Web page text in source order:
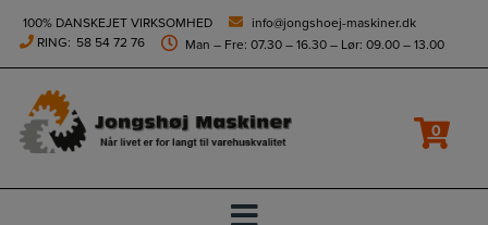
height="0" width="0" style="display:none;visibility:hidden">
100% DANSKEJET VIRKSOMHED
info@jongshoej-maskiner.dk
RING: 58 54 72 76 Man – Fre: 07.30 – 16.30 – Lør: 09.00 – 13.00
0